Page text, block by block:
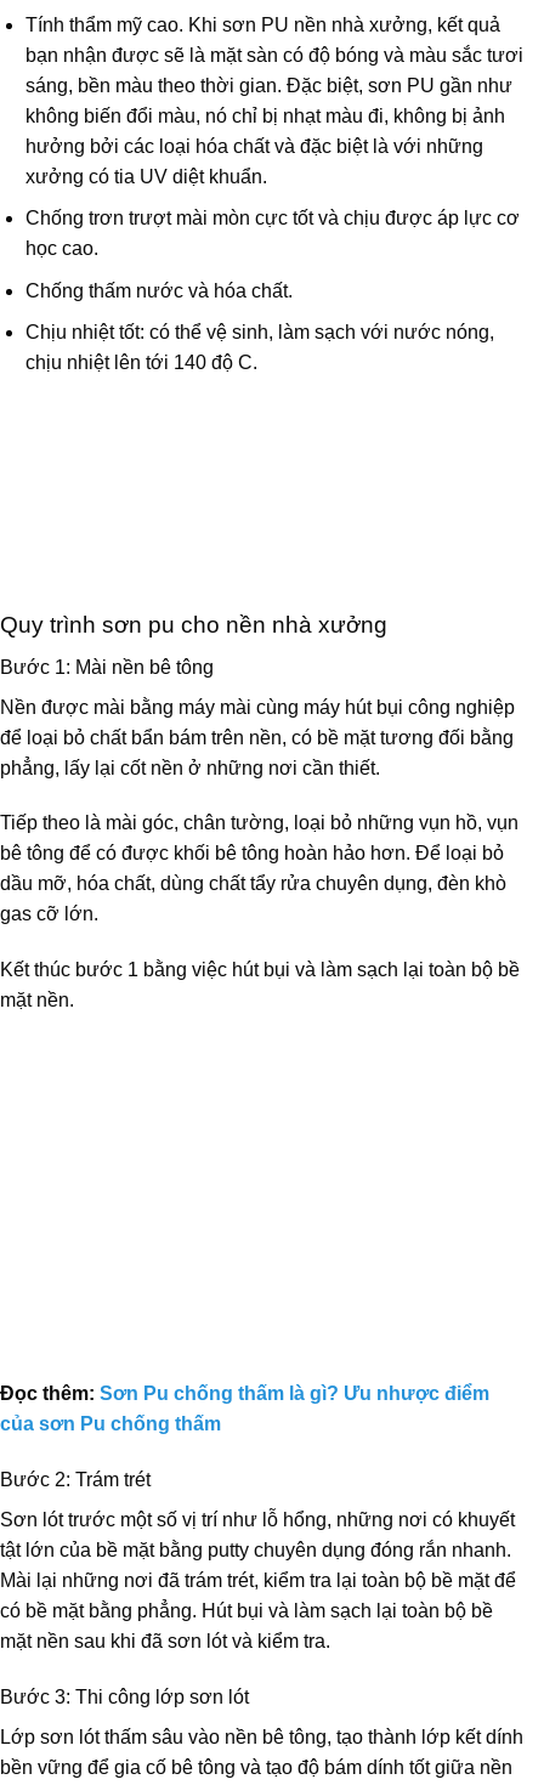
Tính thẩm mỹ cao. Khi sơn PU nền nhà xưởng, kết quả
bạn nhận được sẽ là mặt sàn có độ bóng và màu sắc tươi
sáng, bền màu theo thời gian. Đặc biệt, sơn PU gần như
không biến đổi màu, nó chỉ bị nhạt màu đi, không bị ảnh
hưởng bởi các loại hóa chất và đặc biệt là với những
xưởng có tia UV diệt khuẩn.
Chống trơn trượt mài mòn cực tốt và chịu được áp lực cơ
học cao.
Chống thấm nước và hóa chất.
Chịu nhiệt tốt: có thể vệ sinh, làm sạch với nước nóng,
chịu nhiệt lên tới 140 độ C.
Quy trình sơn pu cho nền nhà xưởng
Bước 1: Mài nền bê tông
Nền được mài bằng máy mài cùng máy hút bụi công nghiệp
để loại bỏ chất bẩn bám trên nền, có bề mặt tương đối bằng
phẳng, lấy lại cốt nền ở những nơi cần thiết.
Tiếp theo là mài góc, chân tường, loại bỏ những vụn hồ, vụn
bê tông để có được khối bê tông hoàn hảo hơn. Để loại bỏ
dầu mỡ, hóa chất, dùng chất tẩy rửa chuyên dụng, đèn khò
gas cỡ lớn.
Kết thúc bước 1 bằng việc hút bụi và làm sạch lại toàn bộ bề
mặt nền.
Đọc thêm: Sơn Pu chống thấm là gì? Ưu nhược điểm
của sơn Pu chống thấm
Bước 2: Trám trét
Sơn lót trước một số vị trí như lỗ hổng, những nơi có khuyết
tật lớn của bề mặt bằng putty chuyên dụng đóng rắn nhanh.
Mài lại những nơi đã trám trét, kiểm tra lại toàn bộ bề mặt để
có bề mặt bằng phẳng. Hút bụi và làm sạch lại toàn bộ bề
mặt nền sau khi đã sơn lót và kiểm tra.
Bước 3: Thi công lớp sơn lót
Lớp sơn lót thấm sâu vào nền bê tông, tạo thành lớp kết dính
bền vững để gia cố bê tông và tạo độ bám dính tốt giữa nền